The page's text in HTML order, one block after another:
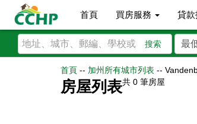
首頁 買房服務 貸款
搜索
首頁 -- 加州所有城市列表 --
房屋列表共 0 筆房屋